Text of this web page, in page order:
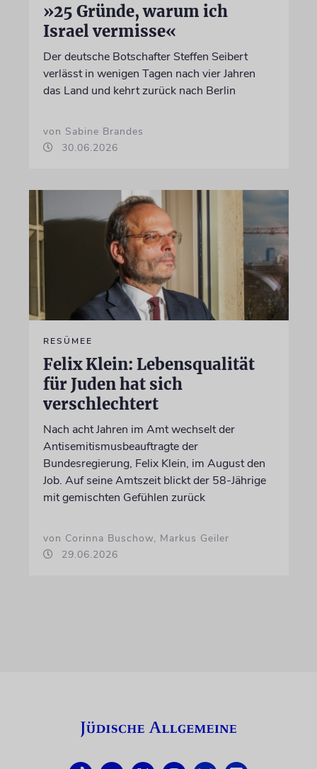
»25 Gründe, warum ich
Israel vermisse«
Der deutsche Botschafter Steffen Seibert
verlässt in wenigen Tagen nach vier Jahren
das Land und kehrt zurück nach Berlin
von Sabine Brandes
30.06.2026
RESÜMEE
Felix Klein: Lebensqualität
für Juden hat sich
verschlechtert
Nach acht Jahren im Amt wechselt der
Antisemitismusbeauftragte der
Bundesregierung, Felix Klein, im August den
Job. Auf seine Amtszeit blickt der 58-Jährige
mit gemischten Gefühlen zurück
von Corinna Buschow, Markus Geiler
29.06.2026